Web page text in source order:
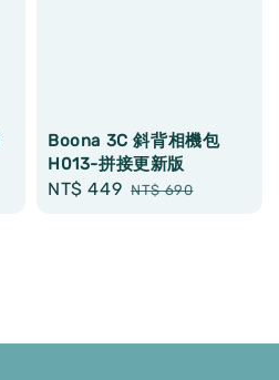
Boona 3C 斜背相機包
H013-拼接更新版
Sale
NT$ 449 Regular
NT$ 690